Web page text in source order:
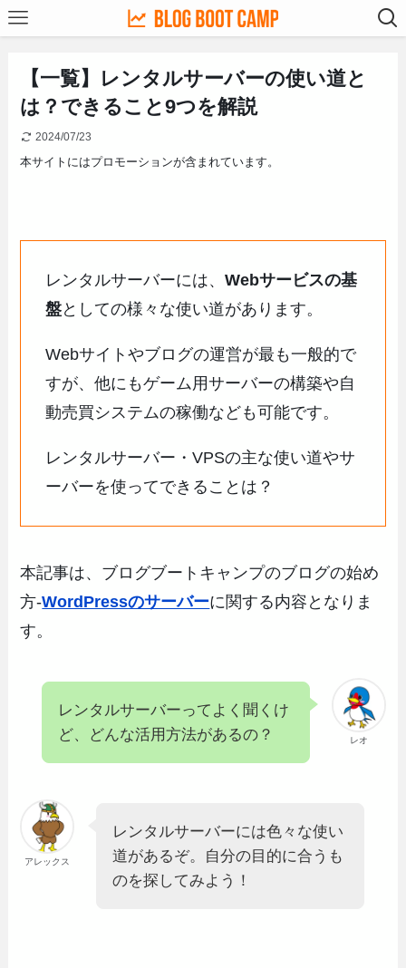
【一覧】レンタルサーバーの使い道と
は？できること9つを解説
2024/07/23
本サイトにはプロモーションが含まれています。
レンタルサーバーには、Webサービスの基
盤としての様々な使い道があります。
Webサイトやブログの運営が最も一般的で
すが、他にもゲーム用サーバーの構築や自
動売買システムの稼働なども可能です。
レンタルサーバー・VPSの主な使い道やサ
ーバーを使ってできることは？
本記事は、ブログブートキャンプのブログの始め
方-WordPressのサーバーに関する内容となりま
す。
レオ
レンタルサーバーってよく聞くけ
ど、どんな活用方法があるの？
アレックス
レンタルサーバーには色々な使い
道があるぞ。自分の目的に合うも
のを探してみよう！